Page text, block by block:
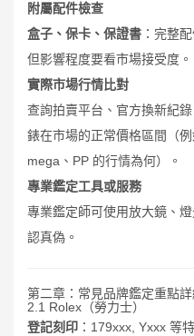
附屬配件檢查
盒子、保卡、保證書 ：完整
但影響程度要看市場接受度。
實際市場行情比對
查詢拍賣平台、官方換新紀
錶在市場的正常價格區間（
mega、PP 的行情為何）。
專業鑑定工具或服務
專業鑑定師可使用放大鏡、
認真偽。
第二章：常見品牌鑑定重點
2.1 Rolex（勞力士）
登記刻印 ：179xxx, Yxxx 等